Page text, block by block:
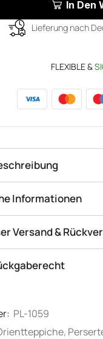
In Den
Lieferung nach
FLEXIBLE &
Informationen
Versand &
PL-1059
,